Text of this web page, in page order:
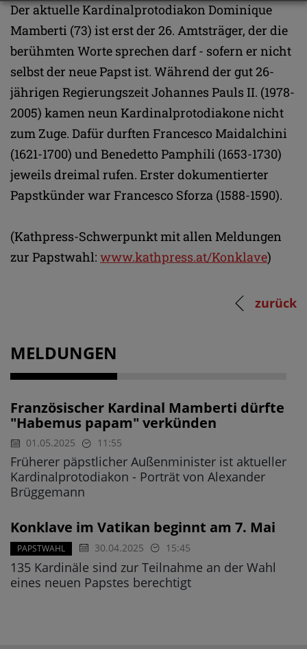
Der aktuelle Kardinalprotodiakon Dominique
Mamberti (73) ist erst der 26. Amtsträger, der die
berühmten Worte sprechen darf - sofern er nicht
selbst der neue Papst ist. Während der gut 26-
jährigen Regierungszeit Johannes Pauls II. (1978-
2005) kamen neun Kardinalprotodiakone nicht
zum Zuge. Dafür durften Francesco Maidalchini
(1621-1700) und Benedetto Pamphili (1653-1730)
jeweils dreimal rufen. Erster dokumentierter
Papstkünder war Francesco Sforza (1588-1590).
(Kathpress-Schwerpunkt mit allen Meldungen
zur Papstwahl: www.kathpress.at/Konklave)
zurück
MELDUNGEN
Französischer Kardinal Mamberti dürfte
"Habemus papam" verkünden
01.05.2025 11:55
Früherer päpstlicher Außenminister ist aktueller
Kardinalprotodiakon - Porträt von Alexander
Brüggemann
Konklave im Vatikan beginnt am 7. Mai
PAPSTWAHL 30.04.2025 15:45
135 Kardinäle sind zur Teilnahme an der Wahl
eines neuen Papstes berechtigt